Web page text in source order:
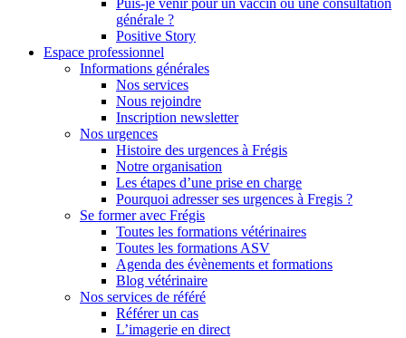
Puis-je venir pour un vaccin ou une consultation
générale ?
Positive Story
Espace professionnel
Informations générales
Nos services
Nous rejoindre
Inscription newsletter
Nos urgences
Histoire des urgences à Frégis
Notre organisation
Les étapes d’une prise en charge
Pourquoi adresser ses urgences à Fregis ?
Se former avec Frégis
Toutes les formations vétérinaires
Toutes les formations ASV
Agenda des évènements et formations
Blog vétérinaire
Nos services de référé
Référer un cas
L’imagerie en direct